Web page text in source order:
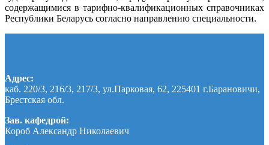
содержащимися в тарифно-квалификационных справочниках
Республики Беларусь согласно направлению специальности.
Адрес:
каб. 220/3, 216/3, 217/3, ул.Парковая, 62, 225401 г.Барановичи,
Брестская обл.
Зав. кафедрой:
Короб Александр Николаевич